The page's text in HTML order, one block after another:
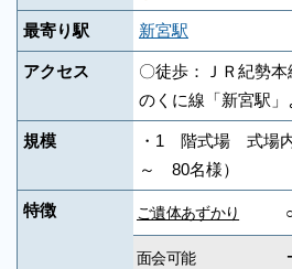
最寄り駅 新宮駅
アクセス
〇徒歩：ＪＲ紀勢
のくに線「新宮駅
規模
・1 階式場 式場
～ 80名様）
特徴 ご遺体あずかり
面会可能 -